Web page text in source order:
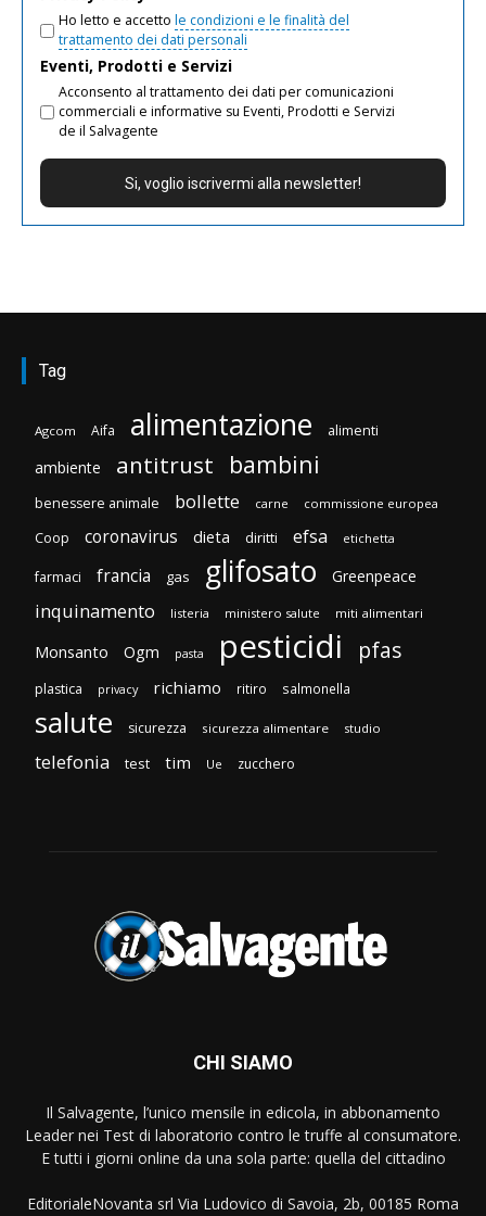
Ho letto e accetto le condizioni e le finalità del
trattamento dei dati personali
Eventi, Prodotti e Servizi
Acconsento al trattamento dei dati per comunicazioni
commerciali e informative su Eventi, Prodotti e Servizi
de il Salvagente
Tag
Agcom Aifa alimentazione alimenti
ambiente antitrust bambini
benessere animale bollette carne commissione europea
Coop coronavirus dieta diritti efsa etichetta
farmaci francia gas glifosato Greenpeace
inquinamento listeria ministero salute miti alimentari
Monsanto Ogm pasta pesticidi pfas
plastica privacy richiamo ritiro salmonella
salute sicurezza sicurezza alimentare studio
telefonia test tim Ue zucchero
CHI SIAMO
Il Salvagente, l’unico mensile in edicola, in abbonamento
Leader nei Test di laboratorio contro le truffe al consumatore.
E tutti i giorni online da una sola parte: quella del cittadino
EditorialeNovanta srl Via Ludovico di Savoia, 2b, 00185 Roma